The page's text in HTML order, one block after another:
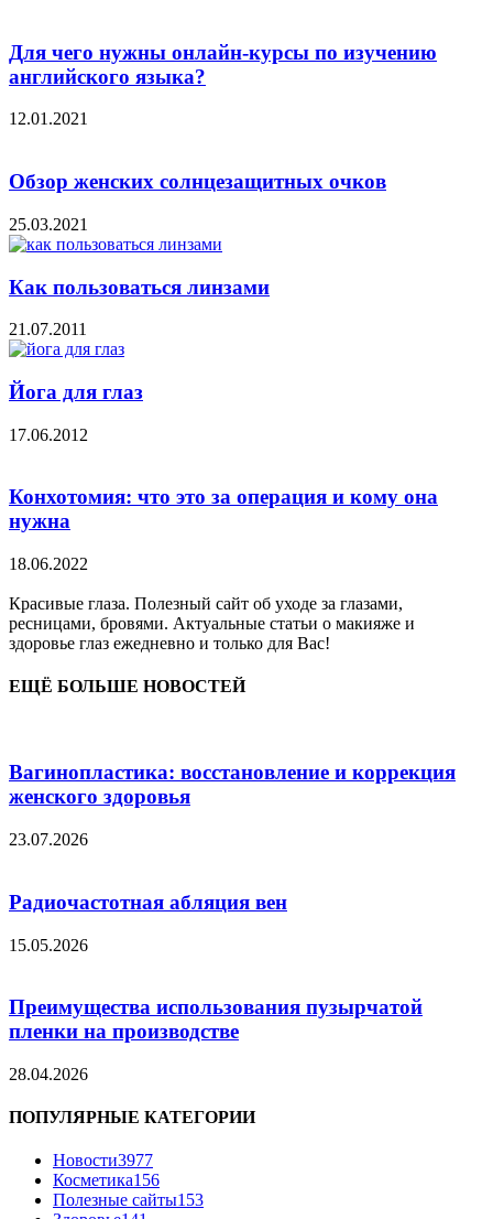
Для чего нужны онлайн-курсы по изучению
английского языка?
12.01.2021
Обзор женских солнцезащитных очков
25.03.2021
Как пользоваться линзами
21.07.2011
Йога для глаз
17.06.2012
Конхотомия: что это за операция и кому она
нужна
18.06.2022
Красивые глаза. Полезный сайт об уходе за глазами,
ресницами, бровями. Актуальные статьи о макияже и
здоровье глаз ежедневно и только для Вас!
ЕЩЁ БОЛЬШЕ НОВОСТЕЙ
Вагинопластика: восстановление и коррекция
женского здоровья
23.07.2026
Радиочастотная абляция вен
15.05.2026
Преимущества использования пузырчатой
пленки на производстве
28.04.2026
ПОПУЛЯРНЫЕ КАТЕГОРИИ
Новости3977
Косметика156
Полезные сайты153